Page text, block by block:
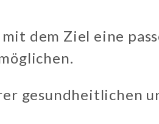
dem Ziel eine
gesundheitlichen